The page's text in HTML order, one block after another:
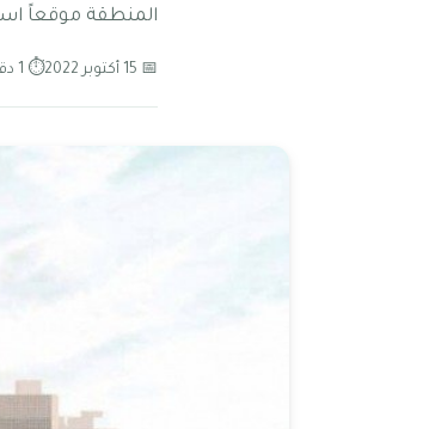
المنطقة موقعاً
📅 15 أكتوبر 2022 ⏱ 1 دقائق قراءة